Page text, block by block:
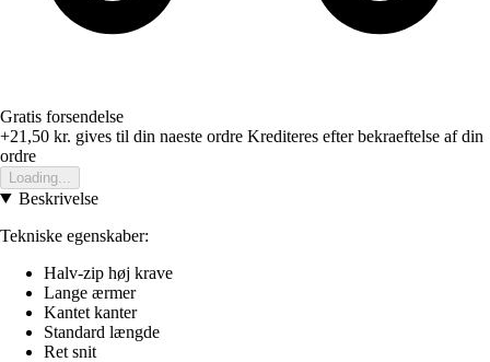
Gratis forsendelse
+21,50 kr. gives til din naeste ordre Krediteres efter bekraeftelse af din
ordre
Loading...
Beskrivelse
Tekniske egenskaber:
Halv-zip høj krave
Lange ærmer
Kantet kanter
Standard længde
Ret snit